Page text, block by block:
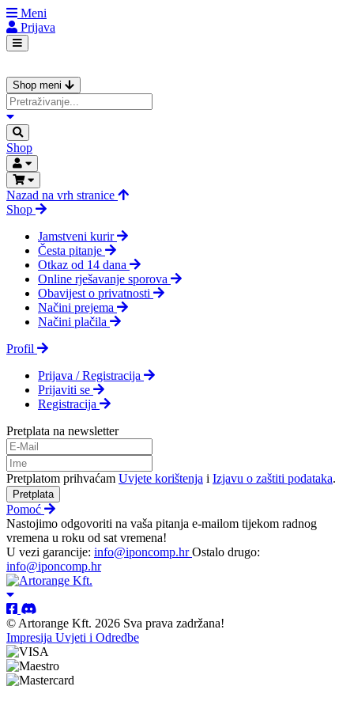
Meni
Prijava
Shop meni
Shop
Nazad na vrh stranice
Shop
Jamstveni kurir
Česta pitanje
Otkaz od 14 dana
Online rješavanje sporova
Obavijest o privatnosti
Načini prejema
Načini plačila
Profil
Prijava / Registracija
Prijaviti se
Registracija
Pretplata na newsletter
Pretplatom prihvaćam Uvjete korištenja i Izjavu o zaštiti podataka.
Pretplata
Pomoć
Nastojimo odgovoriti na vaša pitanja e-mailom tijekom radnog
vremena u roku od sat vremena!
U vezi garancije: info@iponcomp.hrOstalo drugo:
info@iponcomp.hr
© Artorange Kft. 2026 Sva prava zadržana!
Impresija Uvjeti i Odredbe